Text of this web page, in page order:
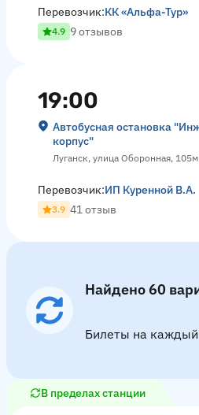
Перевозчик:КК «Альфа-Тур»
4.9 9 отзывов
19:00
Автобусная остановка
корпус"
Луганск, улица Оборонная, 105м
Перевозчик:ИП Куренной В.А.
3.9 41 отзыв
Найдено 60
Билеты на каждый
В пределах станции